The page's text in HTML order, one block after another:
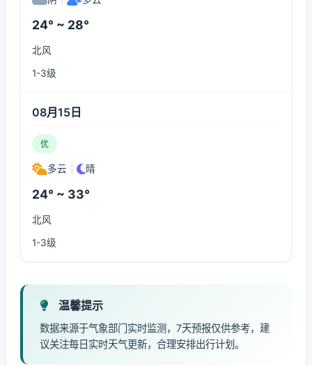
24° ~ 28°
北风
1-3级
08月15日
优
多云 晴
24° ~ 33°
北风
1-3级
温馨提示
数据来源于气象部门实时监测，7天预报仅供参考，建
议关注每日实时天气更新，合理安排出行计划。